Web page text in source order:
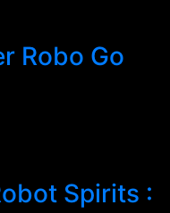
Robo Go
Spirits :